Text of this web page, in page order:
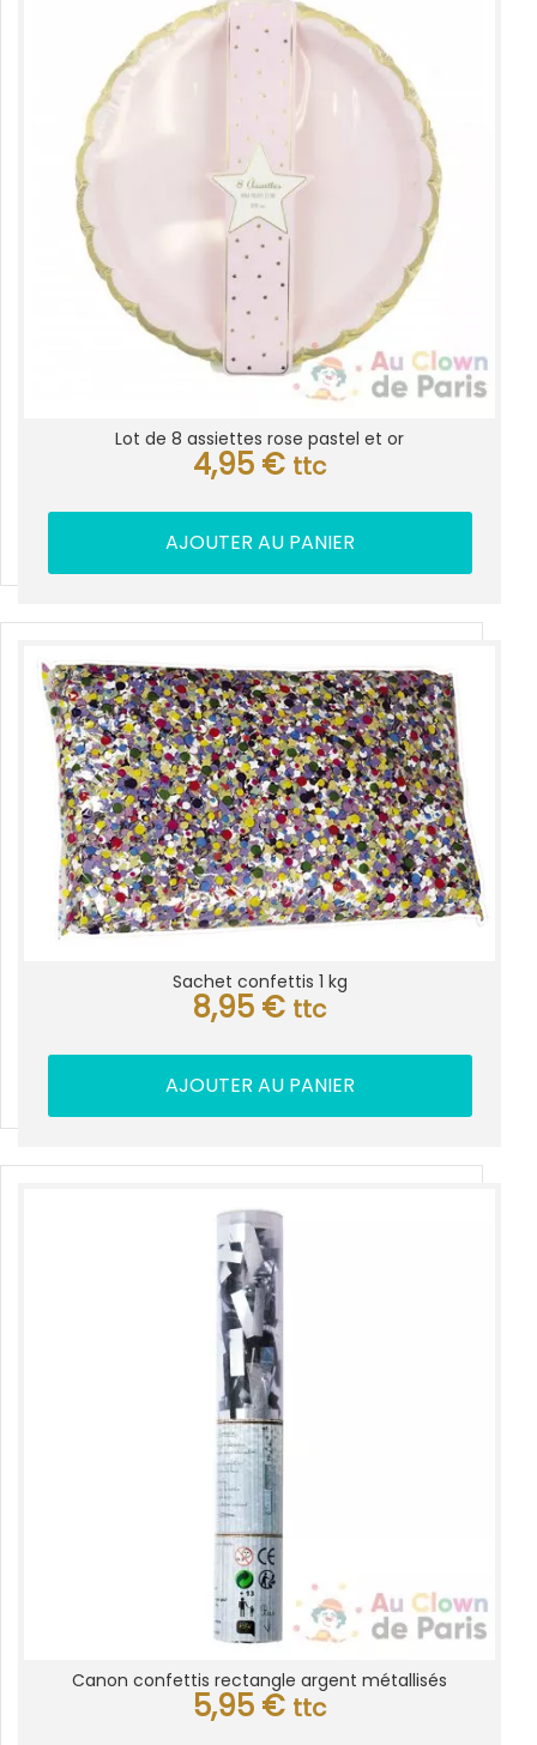
Lot de 8 assiettes rose pastel et or
4,95 € ttc
AJOUTER AU PANIER
Sachet confettis 1 kg
8,95 € ttc
AJOUTER AU PANIER
Canon confettis rectangle argent métallisés
5,95 € ttc